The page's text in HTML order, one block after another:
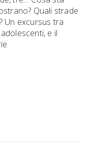
Quali strade
Un excursus tra
e il